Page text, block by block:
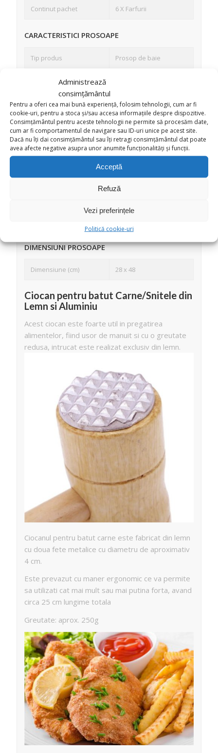
Administrează
consimțământul
Pentru a oferi cea mai bună experiență, folosim tehnologii, cum ar fi
cookie-uri, pentru a stoca și/sau accesa informațiile despre dispozitive.
Consimțământul pentru aceste tehnologii ne permite să procesăm date,
cum ar fi comportamentul de navigare sau ID-uri unice pe acest site.
Dacă nu îți dai consimțământul sau îți retragi consimțământul dat poate
avea afecte negative asupra unor anumite funcționalități și funcții.
Acceptă
Refuză
Vezi preferințele
Politică cookie-uri
Continut pachet 6 X Farfurii
CARACTERISTICI PROSOAPE
Tip produs Prosop de baie
Numar piese/set
Albastru, Bleu, Mov,
Verde, Turcoaz,
Material
Bumbac, Densitatea 400
GSM
Caracteristici cheie
Capacitate mare de
absorbtie
Instructiuni utilizare
Compatibil masina
DIMENSIUNI PROSOAPE
Dimensiune (cm) 28 x 48
Ciocan pentru batut Carne/Snitele din
Lemn si Aluminiu
Acest ciocan este foarte util in pregatirea
alimentelor, fiind usor de manuit si cu o greutate
redusa, intrucat este realizat exclusiv din lemn.
Ciocanul pentru batut carne este fabricat din lemn
cu doua fete metalice cu diametru de aproximativ
4 cm.
Este prevazut cu maner ergonomic ce va permite
sa utilizati cat mai mult sau mai putina forta, avand
circa 25 cm lungime totala
Greutate: aprox. 250g